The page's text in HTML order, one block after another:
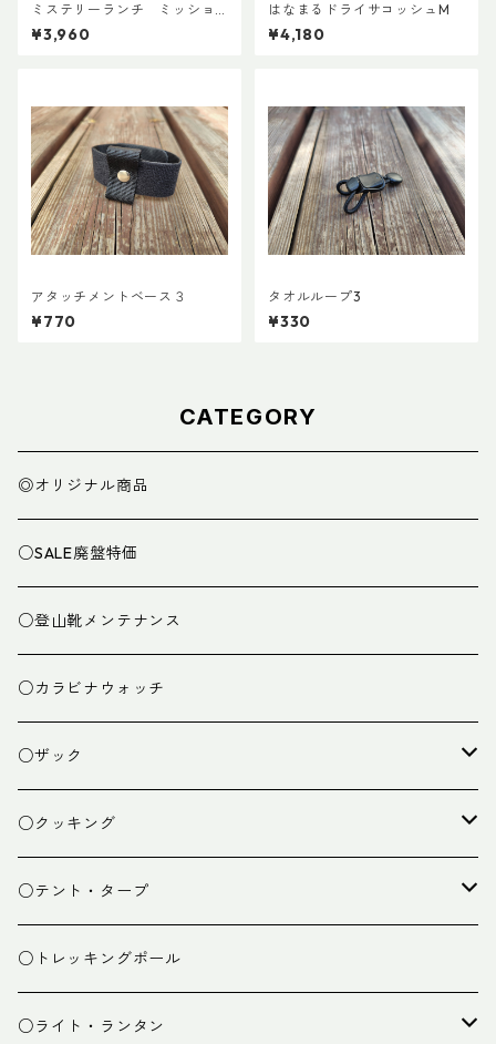
ミステリーランチ ミッショ
ンパッキングキューブ S ブラ
ック
¥3,960
はなまるドライサコッシュM
¥4,180
アタッチメントベース３
¥770
タオルループ3
¥330
CATEGORY
◎オリジナル商品
○SALE廃盤特価
○登山靴メンテナンス
○カラビナウォッチ
○ザック
ザック
スタッフバッグ
ザック小物
○クッキング
クッカー
バーナー
カトラリー
○テント・タープ
テント
タープ
○トレッキングポール
○ライト・ランタン